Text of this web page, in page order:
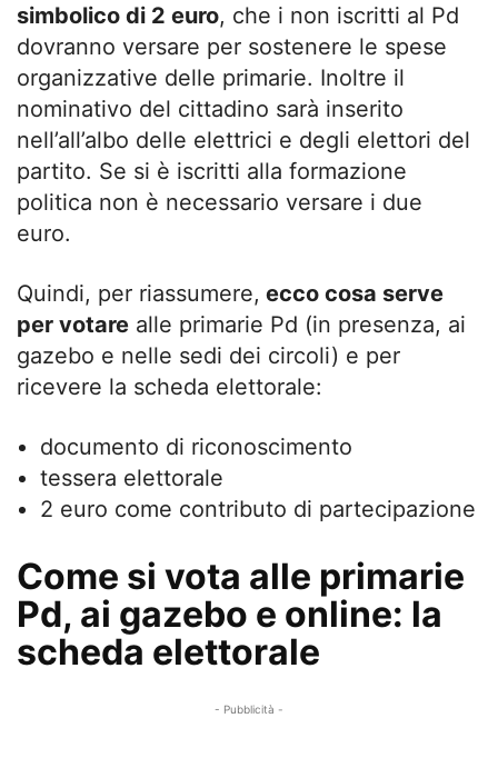
simbolico di 2 euro, che i non iscritti al Pd
dovranno versare per sostenere le spese
organizzative delle primarie. Inoltre il
nominativo del cittadino sarà inserito
nell’all’albo delle elettrici e degli elettori del
partito. Se si è iscritti alla formazione
politica non è necessario versare i due
euro.
Quindi, per riassumere, ecco cosa serve
per votare alle primarie Pd (in presenza, ai
gazebo e nelle sedi dei circoli) e per
ricevere la scheda elettorale:
documento di riconoscimento
tessera elettorale
2 euro come contributo di partecipazione
Come si vota alle primarie
Pd, ai gazebo e online: la
scheda elettorale
- Pubblicità -